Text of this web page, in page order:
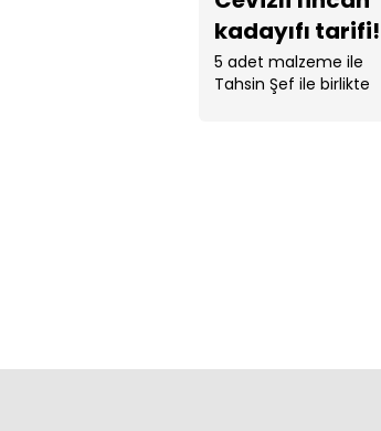
kadayıfı tarifi!
5 adet malzeme ile
Tahsin Şef ile birlikte